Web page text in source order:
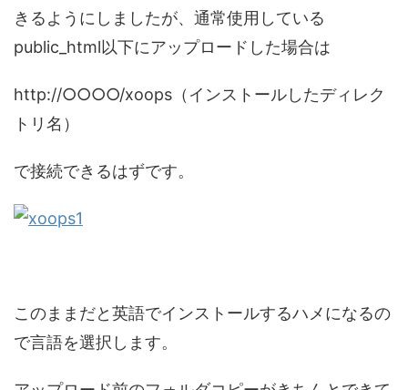
きるようにしましたが、通常使用している
public_html以下にアップロードした場合は
http://○○○○/xoops（インストールしたディレク
トリ名）
で接続できるはずです。
このままだと英語でインストールするハメになるの
で言語を選択します。